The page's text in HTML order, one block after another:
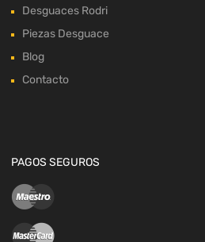
Desguaces Rodri
Piezas Desguace
Blog
Contacto
PAGOS SEGUROS